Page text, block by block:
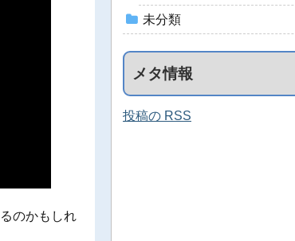
のかもしれ
未分類
メタ情報
投稿の RSS